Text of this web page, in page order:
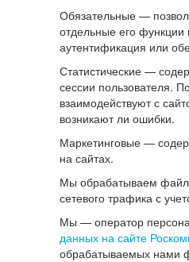
Обязательные —
отдельные его
аутентификация или
Статистические —
сессии пользователя.
взаимодействуют с
возникают ли ошибки.
Маркетинговые —
на сайтах.
Мы обрабатываем
сетевого трафика с
Мы — оператор
данных на сайте
обрабатываемых нами